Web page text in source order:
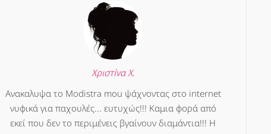
Χριστίνα Χ.
Ανακαλυψα το Modistra mou ψάχνοντας στο internet
νυφικά για παχουλές... ευτυχώς!!! Καμια φορά από
εκεί που δεν το περιμένεις βγαίνουν διαμάντια!!! Η